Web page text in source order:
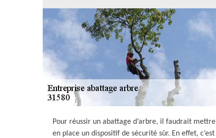
Pour réussir un abattage d’arbre, il faudrait mettre
en place un dispositif de sécurité sûr. En effet, c’est